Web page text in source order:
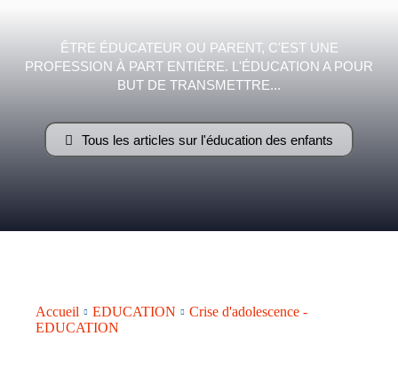
–
AFF
ÊTRE ÉDUCATEUR OU PARENT, C'EST UNE
PROFESSION À PART ENTIÈRE. L'ÉDUCATION A POUR
BUT DE TRANSMETTRE...
Tous les articles sur l'éducation des enfants
Accueil EDUCATION
Crise d'adolescence -
EDUCATION